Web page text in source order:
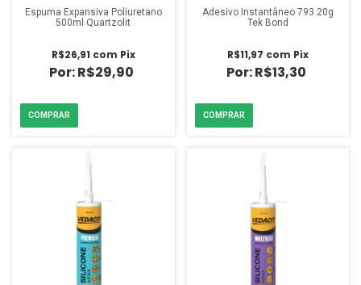
Espuma Expansiva Poliuretano
500ml Quartzolit
R$29,90
R$26,91 com Pix
Adesivo Instantâneo 793 20g
Tek Bond
R$13,30
R$11,97 com Pix